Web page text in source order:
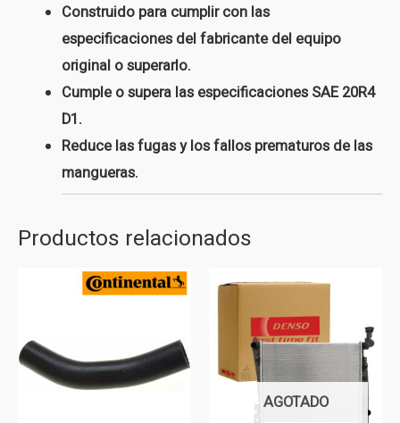
Construido para cumplir con las
especificaciones del fabricante del equipo
original o superarlo.
Cumple o supera las especificaciones SAE 20R4
D1.
Reduce las fugas y los fallos prematuros de las
mangueras.
Productos relacionados
AGOTADO